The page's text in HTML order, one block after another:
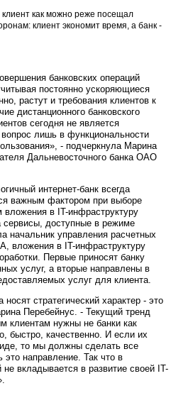
клиент как можно реже посещал
клиент экономит время, а банк -
банковских операций
постоянно ускоряющиеся
растут и требования клиентов к
дистанционного банковского
сегодня не является
лишь в функциональности
- подчеркнула Марина
Дальневосточного банка ОАО
интернет-банк всегда
важным фактором при выборе
вложения в IT-инфраструктуру
сервисы, доступные в режиме
начальник управления расчетных
вложения в IT-инфраструктуру
Первые приносят банку
услуг, а вторые направлены в
услуг для клиента.
стратегический характер - это
Перебейнус. - Текущий тренд
клиентам нужны не банки как
быстро, качественно. И если их
то мы должны сделать все
направление. Так что в
вкладывается в развитие своей IT-